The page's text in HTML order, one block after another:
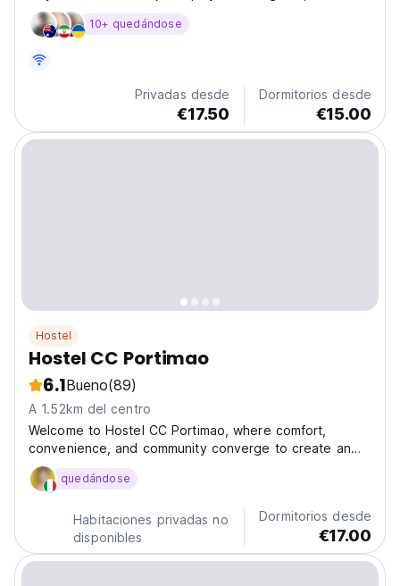
arena blanca, aguas tranquilas y claras.
10+ quedándose
Privadas desde
€17.50
Dormitorios desde
€15.00
Hostel
Hostel CC Portimao
6.1Bueno(89)
A 1.52km del centro
Welcome to Hostel CC Portimao, where comfort,
convenience, and community converge to create an
unforgettable stay in the sun-kissed paradise of
Portimao, Portugal. Nestled in the vibrant
perfect blend of relaxation...
quedándose
Habitaciones privadas no
disponibles
Dormitorios desde
€17.00